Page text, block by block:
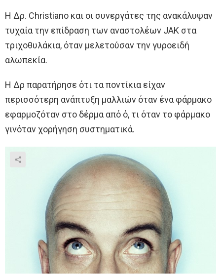
Η Δρ. Christiano και οι συνεργάτες της ανακάλυψαν
τυχαία την επίδραση των αναστολέων JAK στα
τριχοθυλάκια, όταν μελετούσαν την γυροειδή
αλωπεκία.
Η Δρ παρατήρησε ότι τα ποντίκια είχαν
περισσότερη ανάπτυξη μαλλιών όταν ένα φάρμακο
εφαρμοζόταν στο δέρμα από ό, τι όταν το φάρμακο
γινόταν χορήγηση συστηματικά.